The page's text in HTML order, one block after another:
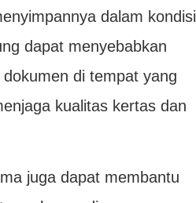
dalam kondisi
dapat menyebabkan
di tempat yang
kualitas kertas dan
juga dapat membantu